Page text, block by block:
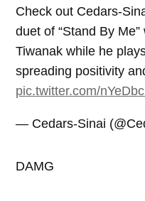
Check out Cedars-
duet of “Stand By
Tiwanak while he
spreading positivity
pic.twitter.com/
— Cedars-Sinai
DAMG